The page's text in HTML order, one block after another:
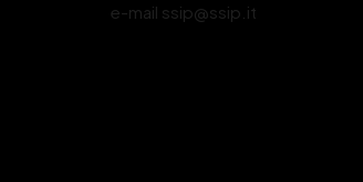
e-mail ssip@ssip.it